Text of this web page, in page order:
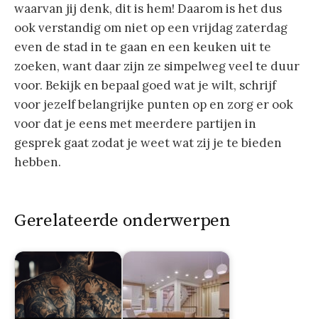
waarvan jij denk, dit is hem! Daarom is het dus
ook verstandig om niet op een vrijdag zaterdag
even de stad in te gaan en een keuken uit te
zoeken, want daar zijn ze simpelweg veel te duur
voor. Bekijk en bepaal goed wat je wilt, schrijf
voor jezelf belangrijke punten op en zorg er ook
voor dat je eens met meerdere partijen in
gesprek gaat zodat je weet wat zij je te bieden
hebben.
Gerelateerde onderwerpen